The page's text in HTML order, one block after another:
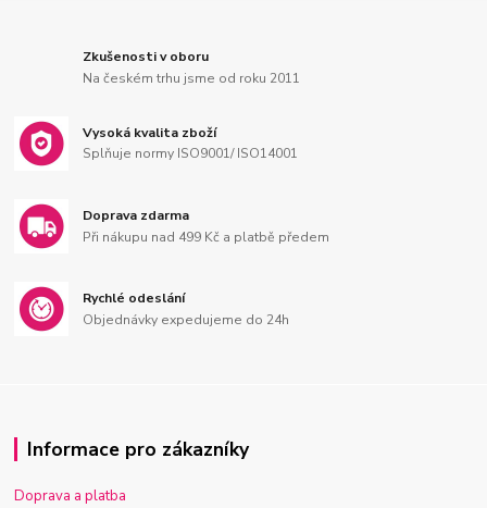
Zkušenosti v oboru
Na českém trhu jsme od roku 2011
Vysoká kvalita zboží
Splňuje normy ISO9001/ ISO14001
Doprava zdarma
Při nákupu nad 499 Kč a platbě předem
Rychlé odeslání
Objednávky expedujeme do 24h
Informace pro zákazníky
Doprava a platba